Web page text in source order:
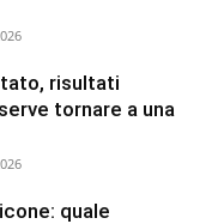
risultati
tornare a una
quale